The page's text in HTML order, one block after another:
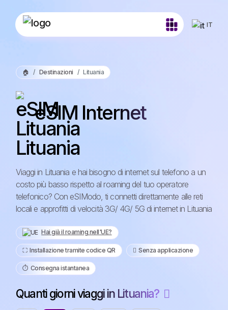
IT
🏠 Destinazioni Lituania
eSIM Internet
Lituania
Viaggi in Lituania e hai bisogno di internet sul telefono a un
costo più basso rispetto al roaming del tuo operatore
telefonico? Con eSIModo, ti connetti direttamente alle reti
locali e approfitti di velocità 3G/ 4G/ 5G di internet in Lituania
Hai già il roaming nell'UE?
⛶️️ Installazione tramite codice QR ️ Senza applicazione
⏱️️ Consegna istantanea
Quanti giorni viaggi in Lituania?